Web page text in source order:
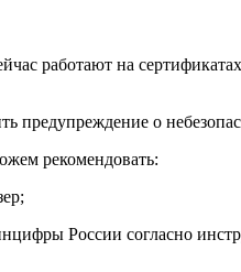
работают на
предупреждение о
рекомендовать:
России согласно